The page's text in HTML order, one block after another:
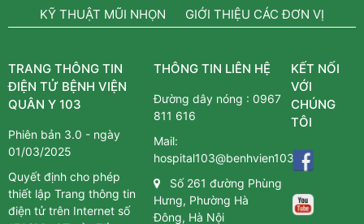
KỸ THUẬT MŨI NHỌN
GIỚI THIỆU CÁC ĐƠN VỊ
TRANG THÔNG TIN
ĐIỆN TỬ BỆNH VIỆN
QUÂN Y 103
Phiên bản 3.0 - ngày
01/03/2025
Quyết định cho phép
thiết lập Trang thông tin
điện tử trên Internet số
THÔNG TIN LIÊN HỆ
Đường dây nóng :0967
811 616
Mail:
hospital103@benhvien103.vn
Số 261 đường Phùng
Hưng, Phường Hà
Đông, Hà Nội
KẾT NỐI
VỚI
CHÚNG
TÔI